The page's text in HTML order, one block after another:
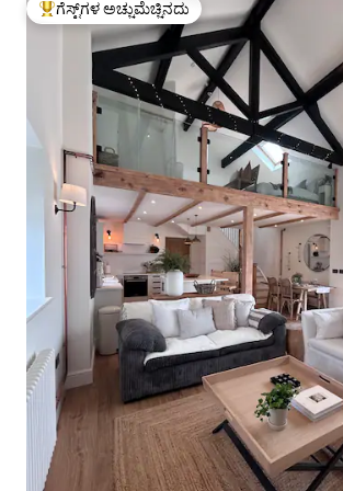
ಗೆಸ್ಟ್‌ಗಳಿಗೆ ಅತಿ ಹೆಚ್ಚು ಅಚ್ಚುಮೆಚ್ಚಿನದು
ಗೆಸ್ಟ್‌ಗಳ ಅಚ್ಚುಮೆಚ್ಚಿನದು